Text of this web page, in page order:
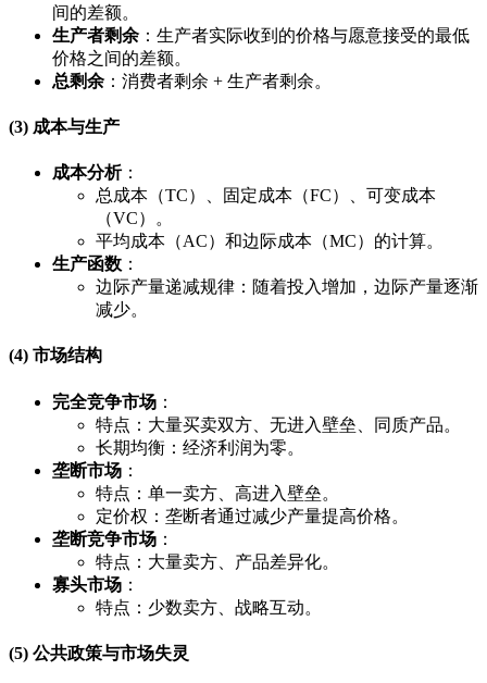
间的差额。
生产者剩余 ：生产者实际收到的价格与愿意接受的最低
价格之间的差额。
总剩余 ：消费者剩余 + 生产者剩余。
(3) 成本与生产
成本分析：
总成本（TC）、固定成本（FC）、可变成本
（VC）。
平均成本（AC）和边际成本（MC）的计算。
生产函数 ：
边际产量递减规律：随着投入增加，边际产量逐渐
减少。
(4) 市场结构
完全竞争市场 ：
特点：大量买卖双方、无进入壁垒、同质产品。
长期均衡：经济利润为零。
垄断市场 ：
特点：单一卖方、高进入壁垒。
定价权：垄断者通过减少产量提高价格。
垄断竞争市场 ：
特点：大量卖方、产品差异化。
寡头市场 ：
特点：少数卖方、战略互动。
(5) 公共政策与市场失灵